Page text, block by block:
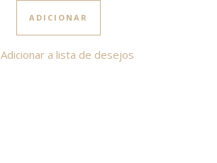
ADICIONAR
Adicionar a lista de desejos